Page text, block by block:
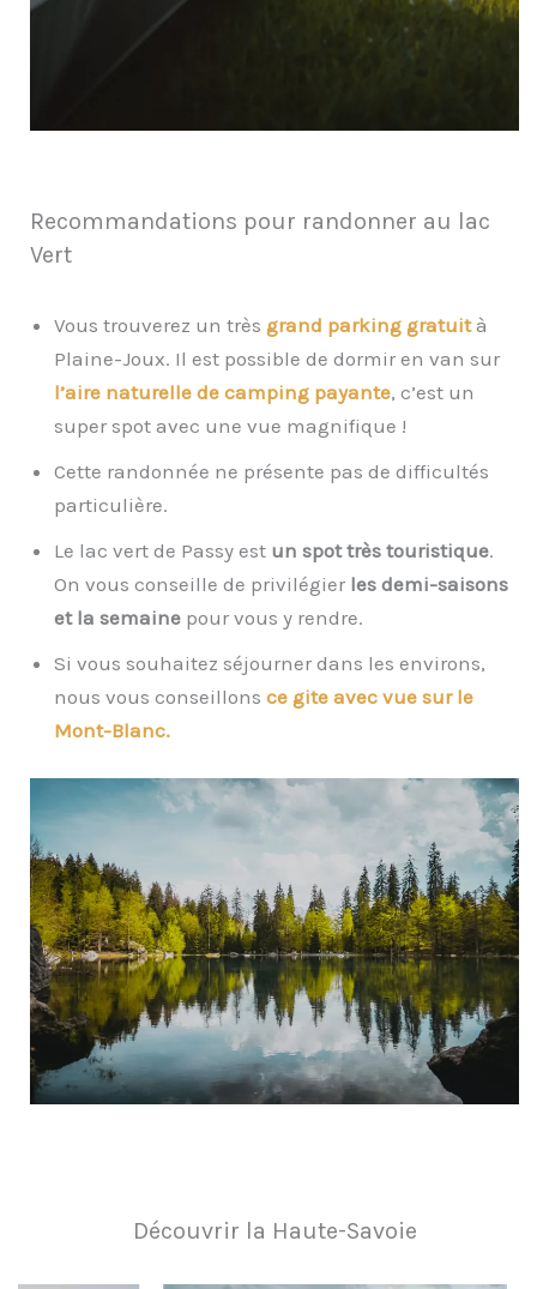
Recommandations pour randonner au lac
Vert
Vous trouverez un très grand parking gratuità
Plaine-Joux. Il est possible de dormir en van sur
l’aire naturelle de camping payante, c’est un
super spot avec une vue magnifique !
Cette randonnée ne présente pas de difficultés
particulière.
Le lac vert de Passy est un spot très touristique.
On vous conseille de privilégier les demi-saisons
et la semaine pour vous y rendre.
Si vous souhaitez séjourner dans les environs,
nous vous conseillons ce gite avec vue sur le
Mont-Blanc.
Découvrir la Haute-Savoie